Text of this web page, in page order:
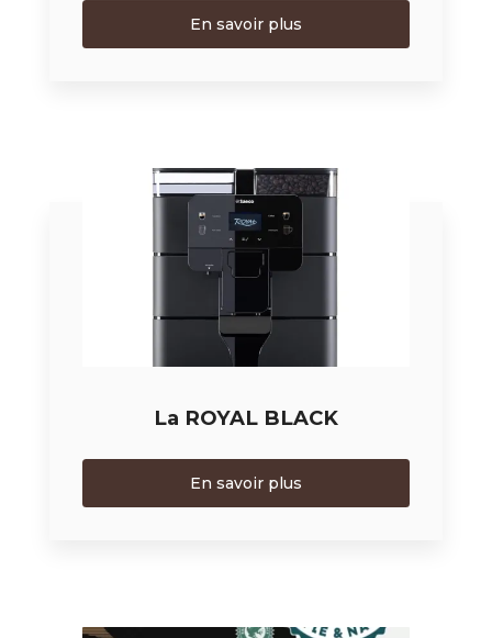
En savoir plus
La ROYAL BLACK
En savoir plus